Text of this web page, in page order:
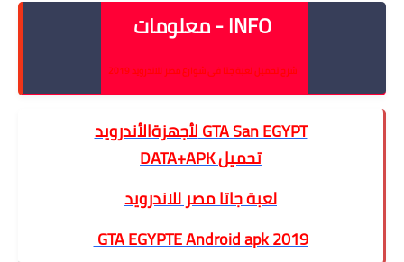
INFO - معلومات
شرح تحميل لعبة جتا فى شوارع مصر للاندرويد 2019
لأجهزةالأندرويد GTA San EGYPT
DATA+APK تحميل
لعبة جاتا مصر للاندرويد
GTA EGYPTE Android apk 2019